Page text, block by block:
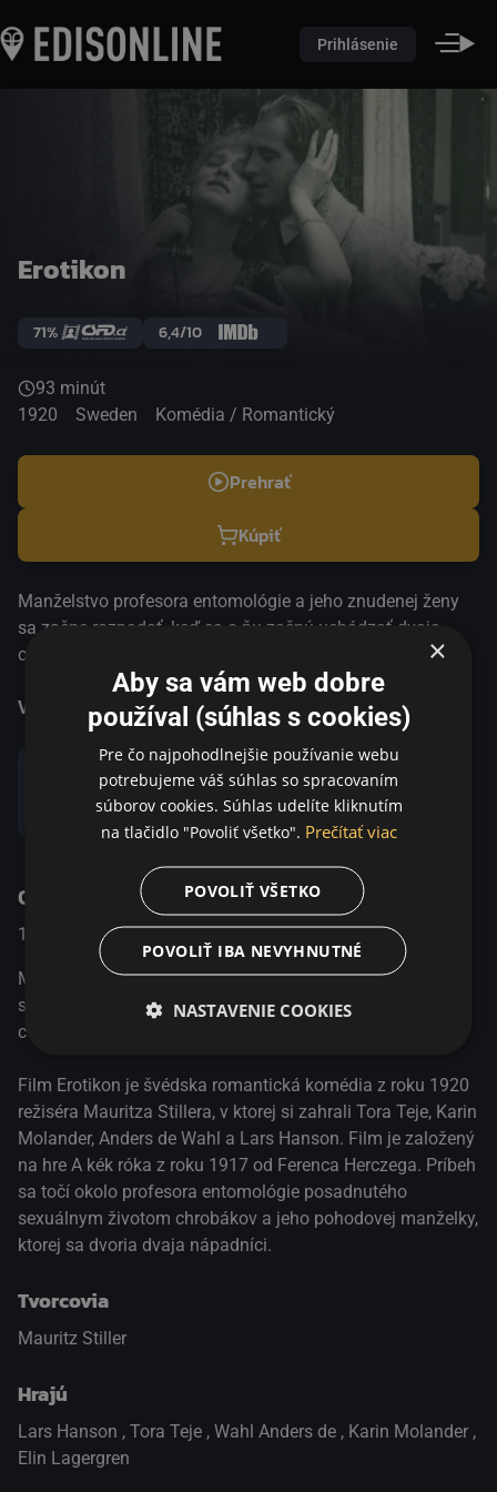
Prihlásenie
Erotikon
71% 6,4/10
93 minút
1920
Sweden Komédia / Romantický
Prehrať
Kúpiť
Manželstvo profesora entomológie a jeho znudenej ženy
sa začne rozpadať, keď sa o ňu začnú uchádzať dvaja
ctitelia naraz – a tak si on tiež nájde iný objekt vášne. Film
Erotikon je švédska romantická komédia z roku 1920
režiséra Mauritza Stillera, v ktorej si zahrali Tora Teje, Karin
Molander, Anders de Wahl a Lars Hanson. Film je založený
na hre A kék róka z roku 1917 od Ferenca Herczega. Príbeh
sa točí okolo profesora entomológie posadnutého
sexuálnym životom chrobákov a jeho pohodovej manželky,
ktorej sa dvoria dvaja nápadníci.
Viac informácií
O programe
1920 Sweden Komédia / Romantický
Manželstvo profesora entomológie a jeho znudenej ženy
sa začne rozpadať, keď sa o ňu začnú uchádzať dvaja
ctitelia naraz – a tak si on tiež nájde iný objekt vášne.
Film Erotikon je švédska romantická komédia z roku 1920
režiséra Mauritza Stillera, v ktorej si zahrali Tora Teje, Karin
Molander, Anders de Wahl a Lars Hanson. Film je založený
na hre A kék róka z roku 1917 od Ferenca Herczega. Príbeh
sa točí okolo profesora entomológie posadnutého
sexuálnym životom chrobákov a jeho pohodovej manželky,
ktorej sa dvoria dvaja nápadníci.
Tvorcovia
Mauritz Stiller
Hrajú
Lars Hanson , Tora Teje , Wahl Anders de , Karin Molander ,
Elin Lagergren
×
Aby sa vám web dobre
používal (súhlas s cookies)
Pre čo najpohodlnejšie používanie webu
potrebujeme váš súhlas so spracovaním
súborov cookies. Súhlas udelíte kliknutím
na tlačidlo "Povoliť všetko". Prečítať viac
POVOLIŤ VŠETKO
POVOLIŤ IBA NEVYHNUTNÉ
NASTAVENIE COOKIES